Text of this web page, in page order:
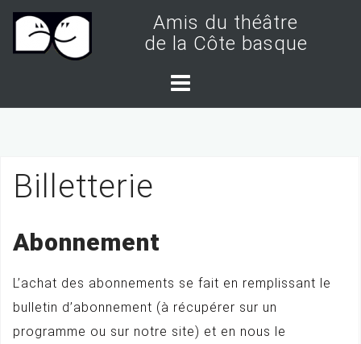
t
Amis du théâtre
de la Côte basque
Billetterie
Abonnement
L’achat des abonnements se fait en remplissant le
bulletin d’abonnement (à récupérer sur un
programme ou sur notre site) et en nous le